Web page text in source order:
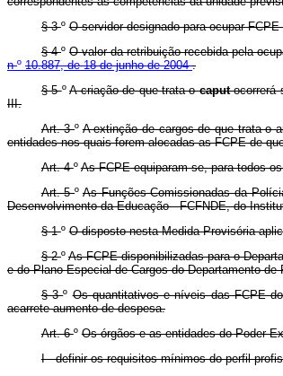
§ 3ºO servidor designado para ocupar
§ 4ºO valor da retribuição recebida pela
nº 10.887, de 18 de junho de 2004.
§ 5ºA criação de que trata ocaputocorrerá
III.
Art. 3ºA extinção de cargos de que trata o
entidades nos quais forem alocadas as FCPE de
Art. 4ºAs FCPE equiparam-se, para todos
Art. 5ºAs Funções Comissionadas da
Desenvolvimento da Educação - FCFNDE, do
§ 1ºO disposto nesta Medida Provisória
§ 2º As FCPE disponibilizadas para o
e do Plano Especial de Cargos do Departamento
§ 3ºOs quantitativos e níveis das FCPE
acarrete aumento de despesa.
Art. 6ºOs órgãos e as entidades do Poder
I - definir os requisitos mínimos do perfil